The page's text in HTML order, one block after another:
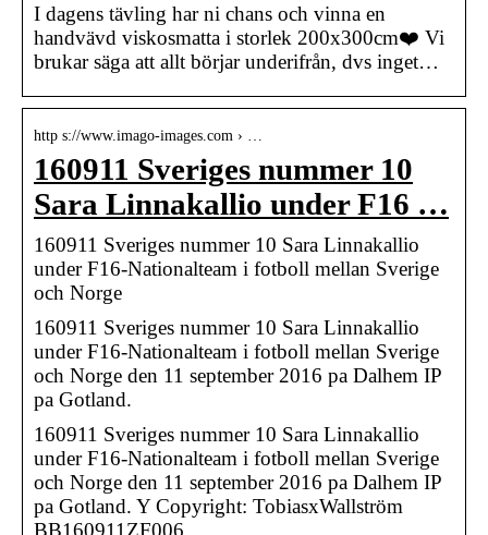
I dagens tävling har ni chans och vinna en
handvävd viskosmatta i storlek 200x300cm❤️ Vi
brukar säga att allt börjar underifrån, dvs inget…
http s://www.imago-images.com › …
160911 Sveriges nummer 10
Sara Linnakallio under F16 …
160911 Sveriges nummer 10 Sara Linnakallio
under F16-Nationalteam i fotboll mellan Sverige
och Norge
160911 Sveriges nummer 10 Sara Linnakallio
under F16-Nationalteam i fotboll mellan Sverige
och Norge den 11 september 2016 pa Dalhem IP
pa Gotland.
160911 Sveriges nummer 10 Sara Linnakallio
under F16-Nationalteam i fotboll mellan Sverige
och Norge den 11 september 2016 pa Dalhem IP
pa Gotland. Y Copyright: TobiasxWallström
BB160911ZF006